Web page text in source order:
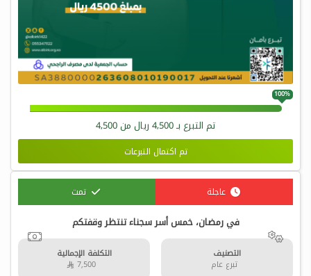
100%
تم التبرع بـ4,500 ريال من4,500
تم اكتمال التبرعات
عاجلة تمت
في رمضان، خمس أسر سجناء تنتظر وقفتكم
التصنيف
تبرع عام
التكلفة الإجمالية